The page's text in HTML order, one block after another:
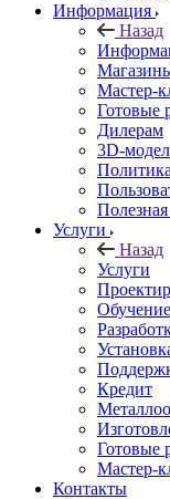
Информация
Назад
Мастер-
Готовые
Дилерам
3D-
Услуги
Назад
Услуги
Кредит
Готовые
Мастер-
Контакты